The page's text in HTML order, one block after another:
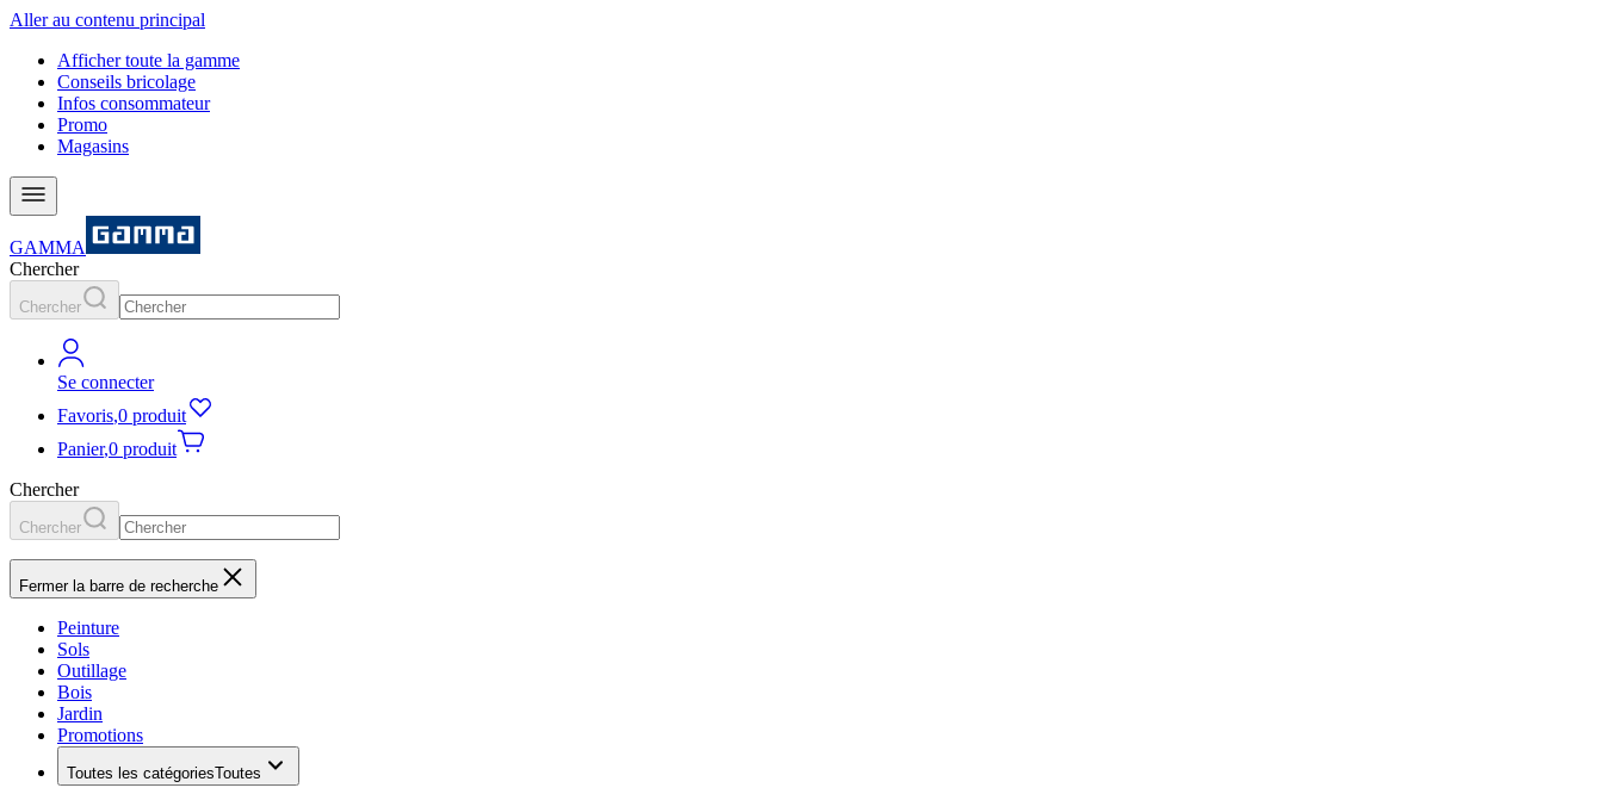
Aller au contenu principal
Afficher toute la gamme
Conseils bricolage
Infos consommateur
Promo
Magasins
GAMMA
Chercher
Chercher
Se connecter
Favoris,0 produit
Panier,0 produit
Chercher
Chercher
Fermer la barre de recherche
Peinture
Sols
Outillage
Bois
Jardin
Promotions
Toutes les catégoriesToutes